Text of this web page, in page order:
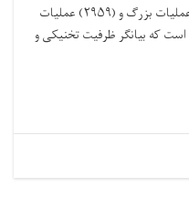
بزرگ و (۲۹۵۹) عملیات
که بیانگر ظرفیت تخنیکی و